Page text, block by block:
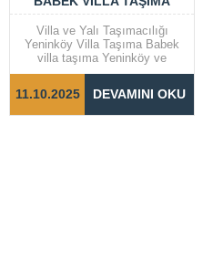
Villa ve Yalı Taşımacılığı
Yeninköy Villa Taşıma Babek
villa taşıma Yeninköy ve
Bebek gibi prestijli semtlerde
taşıma işlemleri, dikkat ve
özen gerektiren bir süreçtir.
11.10.2025 DEVAMINI OKU